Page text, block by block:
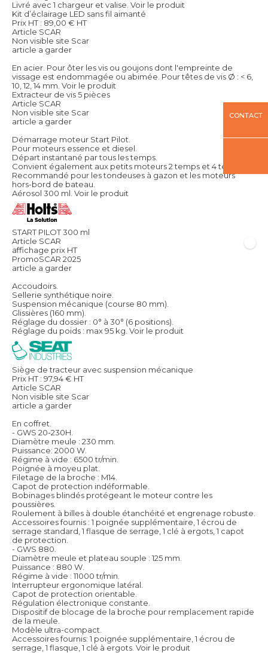
Livré avec 1 chargeur et valise. Voir le produit
Kit d’éclairage LED sans fil aimanté
Prix HT : 89,00 € HT
Article SCAR
Non visible site Scar
article a garder
En acier. Pour ôter les vis ou goujons dont l'empreinte de
vissage est endommagée ou abimée. Pour têtes de vis Ø : < 6,
10, 12, 14 mm. Voir le produit
Extracteur de vis 5 pièces
Article SCAR
Non visible site Scar
article a garder
Démarrage moteur Start Pilot.
Pour moteurs essence et diesel.
Départ instantané par tous les temps.
Convient également aux petits moteurs 2 temps et 4 temps.
Recommandé pour les tondeuses à gazon et les moteurs
hors-bord de bateau.
Aérosol 300 ml. Voir le produit
START PILOT 300 ml
Article SCAR
affichage prix HT
PromoSCAR 2025
article a garder
Accoudoirs.
Sellerie synthétique noire.
Suspension mécanique (course 80 mm).
Glissières (160 mm).
Réglage du dossier : 0° à 30° (6 positions).
Réglage du poids : max 95 kg. Voir le produit
Siège de tracteur avec suspension mécanique
Prix HT : 97,94€ HT
Article SCAR
Non visible site Scar
article a garder
En coffret.
- GWS 20-230H.
Diamètre meule : 230 mm.
Puissance: 2000 W.
Régime à vide : 6500 tr/min.
Poignée à moyeu plat.
Filetage de la broche : M14.
Capot de protection indéformable.
Bobinages blindés protégeant le moteur contre les
poussières.
Roulement à billes à double étanchéité et engrenage robuste.
Accessoires fournis : 1 poignée supplémentaire, 1 écrou de
serrage standard, 1 flasque de serrage, 1 clé à ergots, 1 capot
de protection.
- GWS 880.
Diamètre meule et plateau souple : 125 mm.
Puissance : 880 W.
Régime à vide : 11000 tr/min.
Interrupteur ergonomique latéral.
Capot de protection orientable.
Régulation électronique constante.
Dispositif de blocage de la broche pour remplacement rapide
de la meule.
Modèle ultra-compact.
Accessoires fournis: 1 poignée supplémentaire, 1 écrou de
serrage, 1 flasque, 1 clé à ergots. Voir le produit
CONTACT